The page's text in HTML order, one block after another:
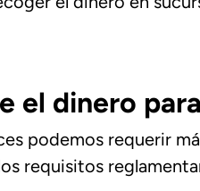
el dinero
podemos requerir
requisitos